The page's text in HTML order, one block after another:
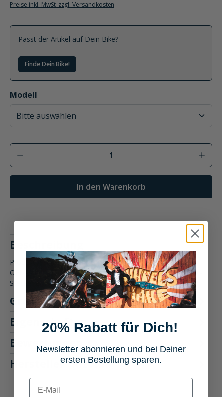
Preise inkl. MwSt. zzgl. Versandkosten
Passt der Artikel auf Dein Bike?
Finde Dein Bike!
Modell
auswählen
Produkt Anzahl: Gib den gewünschten
In den Warenkorb
Beschreibung
Produktbeschreibung: Rizoma Adapterkabel für Blinker an
OEM-Stecker Das Rizoma Adapterkabel für Blinker an OEM-
Stecker ermög…Mehr
Größentabelle
Eigenschaften
Bewertungen
Hersteller "Rizoma"
20% Rabatt für Dich!
Newsletter abonnieren und bei Deiner
ersten Bestellung sparen.
E-mail